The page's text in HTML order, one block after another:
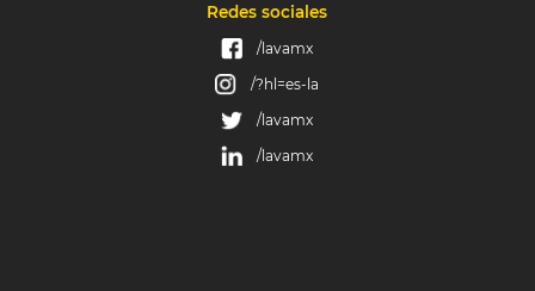
Redes sociales
/lavamx
/?hl=es-la
/lavamx
/lavamx